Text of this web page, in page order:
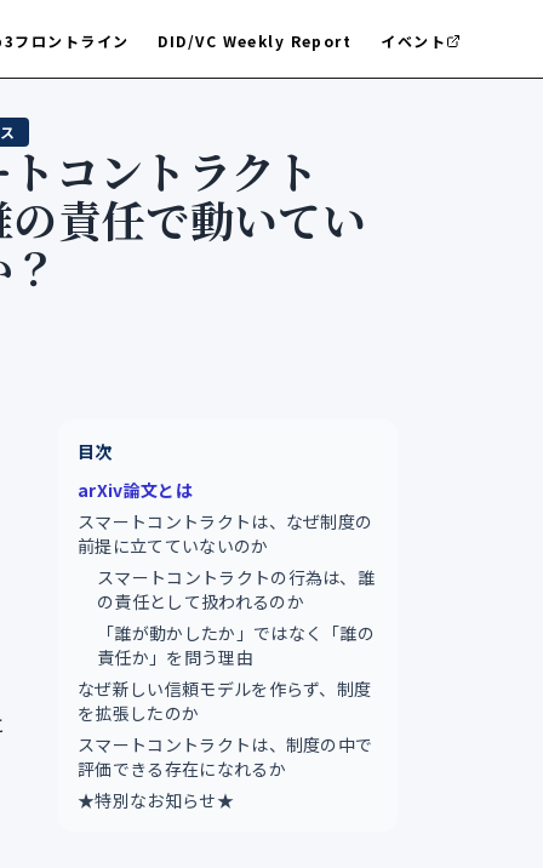
フロントライン DID/VC Weekly Report イベント
コントラクト
責任で動いてい
目次
arXiv論文とは
スマートコントラクトは、なぜ制度の
前提に立てていないのか
スマートコントラクトの行為は、誰
の責任として扱われるのか
「誰が動かしたか」ではなく「誰の
責任か」を問う理由
なぜ新しい信頼モデルを作らず、制度
を拡張したのか
スマートコントラクトは、制度の中で
評価できる存在になれるか
★特別なお知らせ★